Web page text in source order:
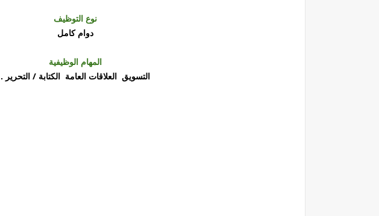
نوع التوظيف
دوام كامل
المهام الوظيفية
التسويق العلاقات العامة الكتابة / التحرير .